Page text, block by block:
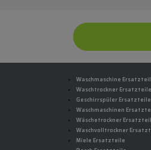
Waschmaschine
Waschtrockner Ersatzteile
Geschirrspüler Ersatzteile
Waschmaschinen
Wäschetrockner
Waschvolltrockner
Miele Ersatzteile